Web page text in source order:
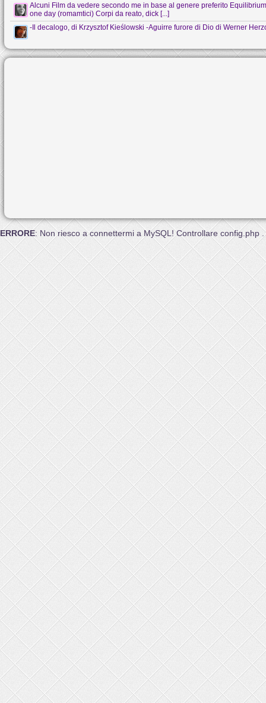
Alcuni Film da vedere secondo me in base al genere preferito
one day (romamtici) Corpi da reato, dick [...]
-Il decalogo, di Krzysztof Kieślowski -Aguirre furore di Dio di Werner
ERRORE: Non riesco a connettermi a MySQL! Controllare config.php .